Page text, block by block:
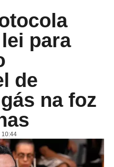
para
de
na foz
10:44